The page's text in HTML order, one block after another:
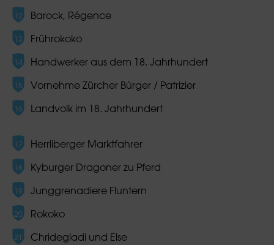
Barock, Régence
Frührokoko
Handwerker aus dem 18. Jahrhundert
Vornehme Zürcher Bürger / Patrizier
Landvolk im 18. Jahrhundert
Herrliberger Marktfahrer
Kyburger Dragoner zu Pferd
Junggrenadiere Fluntern
Rokoko
Chridegladi und Else